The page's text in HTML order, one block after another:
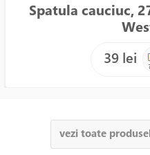
Spatula cauciuc,
39 lei
vezi toate